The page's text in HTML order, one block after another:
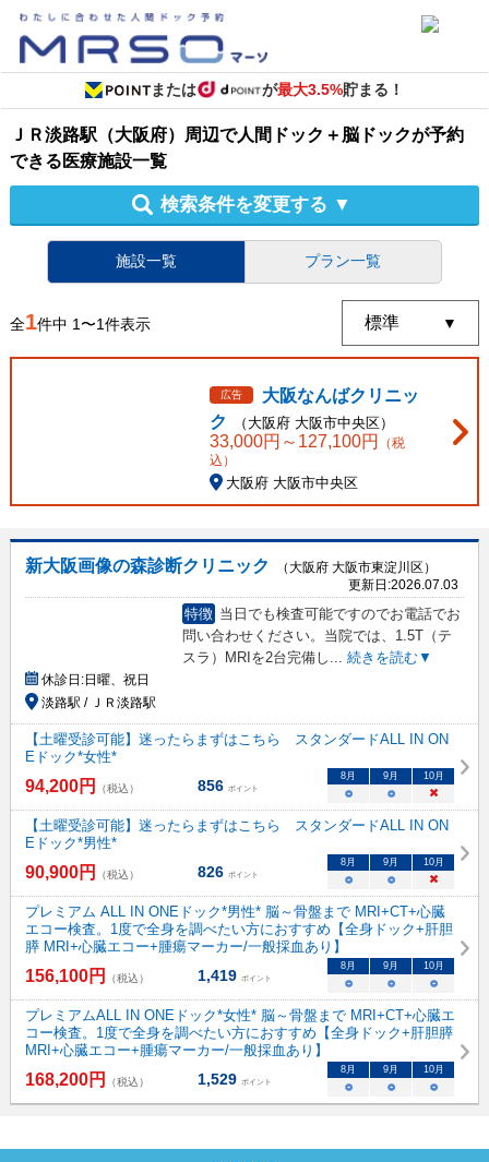
または が最大3.5%貯まる！
ＪＲ淡路駅（大阪府）周辺で人間ドック＋脳ドックが予約
できる医療施設一覧
検索条件を変更する ▼
施設一覧 プラン一覧
全1件中 1〜1件表示
広告
大阪なんばクリニッ
ク
（ 大阪府 大阪市中央区）
33,000円～ 127,100円
（税
込）
大阪府 大阪市中央区
新大阪画像の森診断クリニック
（大阪府 大阪市東淀川区）
更新日:2026.07.03
特徴 当日でも検査可能ですのでお電話でお
問い合わせください。当院では、1.5T（テ
スラ）MRIを2台完備し ... 続きを読む▼
休診日:日曜、祝日
淡路駅 / ＪＲ淡路駅
【土曜受診可能】迷ったらまずはこちら スタンダードALL IN ON
Eドック*女性*
94,200円 （税込） 856 ポイント
8月 9月 10月
○ ○ ×
【土曜受診可能】迷ったらまずはこちら スタンダードALL IN ON
Eドック*男性*
90,900円 （税込） 826 ポイント
8月 9月 10月
○ ○ ×
プレミアム ALL IN ONEドック*男性* 脳～骨盤まで MRI+CT+心臓
エコー検査。1度で全身を調べたい方におすすめ【全身ドック+肝胆
膵 MRI+心臓エコー+腫瘍マーカー/一般採血あり】
156,100円 （税込） 1,419 ポイント
8月 9月 10月
○ ○ ○
プレミアムALL IN ONEドック*女性* 脳～骨盤まで MRI+CT+心臓エ
コー検査。1度で全身を調べたい方におすすめ【全身ドック+肝胆膵
MRI+心臓エコー+腫瘍マーカー/一般採血あり】
168,200円 （税込） 1,529 ポイント
8月 9月 10月
○ ○ ○